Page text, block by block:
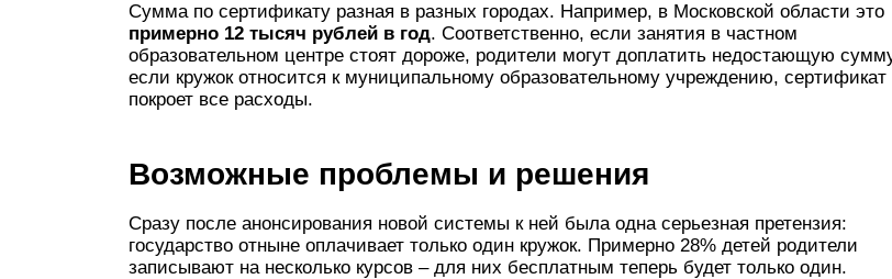
Сумма по сертификату разная в разных городах. Например, в Московской области это
примерно 12 тысяч рублей в год. Соответственно, если занятия в частном
образовательном центре стоят дороже, родители могут доплатить недостающую
если кружок относится к муниципальному образовательному учреждению, сертификат
покроет все расходы.
Возможные проблемы и решения
Сразу после анонсирования новой системы к ней была одна серьезная претензия:
государство отныне оплачивает только один кружок. Примерно 28% детей родители
записывают на несколько курсов – для них бесплатным теперь будет только один.